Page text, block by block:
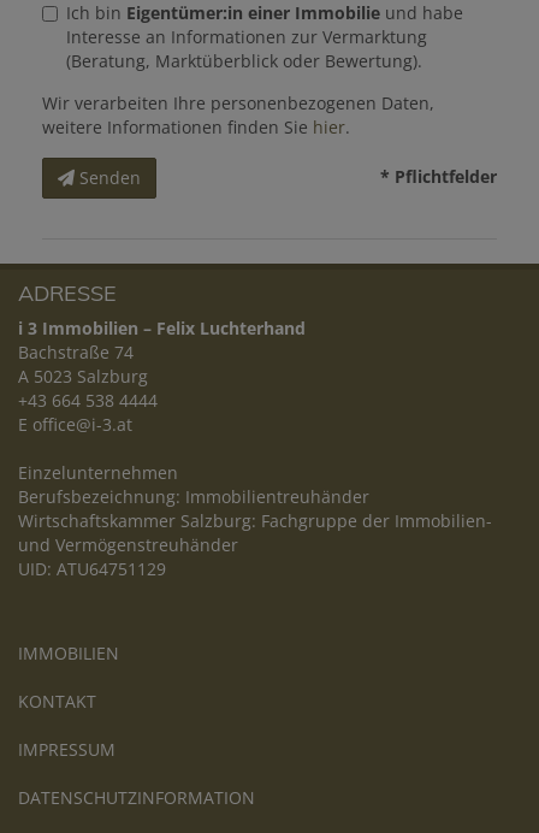
Ich bin Eigentümer:in einer Immobilie und habe
Interesse an Informationen zur Vermarktung
(Beratung, Marktüberblick oder Bewertung).
Wir verarbeiten Ihre personenbezogenen Daten,
weitere Informationen finden Sie hier.
Senden * Pflichtfelder
ADRESSE
i 3 Immobilien – Felix Luchterhand
Bachstraße 74
A 5023 Salzburg
+43 664 538 4444
E office@i-3.at
Einzelunternehmen
Berufsbezeichnung: Immobilientreuhänder
Wirtschaftskammer Salzburg: Fachgruppe der Immobilien-
und Vermögenstreuhänder
UID: ATU64751129
IMMOBILIEN
KONTAKT
IMPRESSUM
DATENSCHUTZINFORMATION